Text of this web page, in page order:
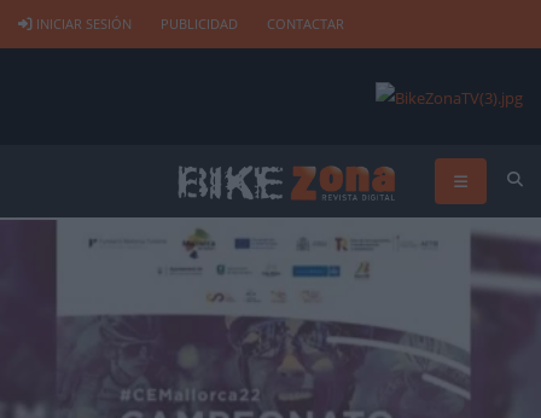
INICIAR SESIÓN PUBLICIDAD CONTACTAR